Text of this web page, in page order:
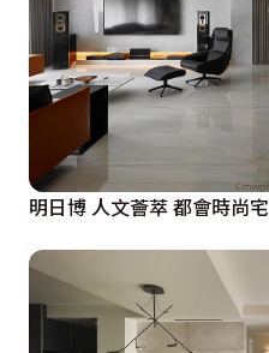
明日博 人文薈萃 都會時尚宅